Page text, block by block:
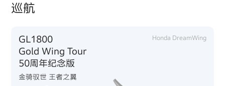
巡航
GL1800
Gold Wing Tour
50周年纪念版
Honda DreamWing
金骑驭世 王者之翼